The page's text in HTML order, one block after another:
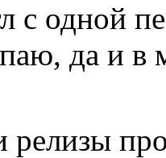
с одной
да и в